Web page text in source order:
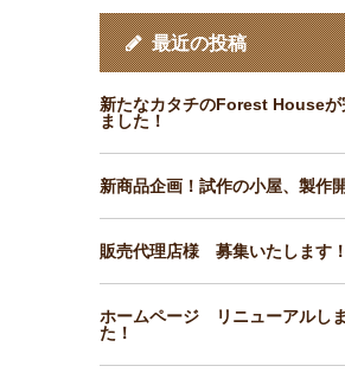
最近の投稿
新たなカタチのForest Houseが
ました！
新商品企画！試作の小屋、製作開
販売代理店様 募集いたします！
ホームページ リニューアルし
た！